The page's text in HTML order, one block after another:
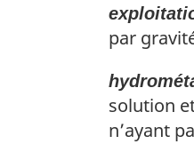
par
solution
n’ayant